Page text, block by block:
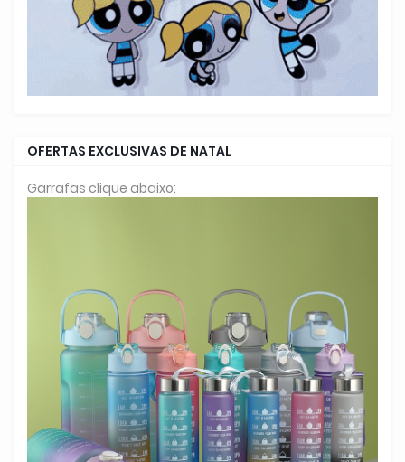
OFERTAS EXCLUSIVAS DE NATAL
Garrafas clique abaixo: